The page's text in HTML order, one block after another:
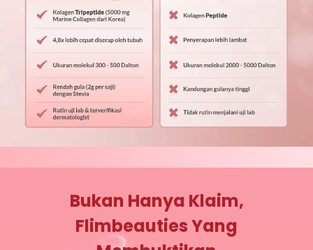
Bukan Hanya Klaim,
Flimbeauties Yang